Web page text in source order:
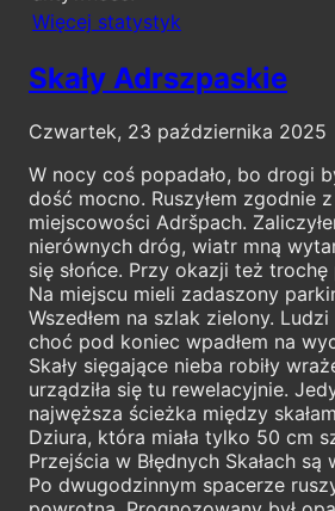
Więcej statystyk
Skały Adrszpaskie
Czwartek, 23 października 2025
W nocy coś popadało, bo drogi
dość mocno. Ruszyłem zgodnie
miejscowości Adršpach.
nierównych dróg, wiatr mną
się słońce. Przy okazji też trochę
Na miejscu mieli zadaszony
Wszedłem na szlak zielony. Ludzi
choć pod koniec wpadłem na
Skały sięgające nieba robiły
urządziła się tu rewelacyjnie.
najwęższa ścieżka między
Dziura, która miała tylko 50 cm
Przejścia w Błędnych Skałach są
Po dwugodzinnym spacerze